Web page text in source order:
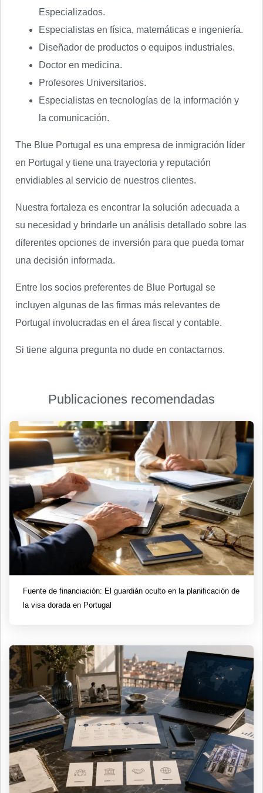
Especializados.
Especialistas en física, matemáticas e ingeniería.
Diseñador de productos o equipos industriales.
Doctor en medicina.
Profesores Universitarios.
Especialistas en tecnologías de la información y
la comunicación.
The Blue Portugal es una empresa de inmigración líder
en Portugal y tiene una trayectoria y reputación
envidiables al servicio de nuestros clientes.
Nuestra fortaleza es encontrar la solución adecuada a
su necesidad y brindarle un análisis detallado sobre las
diferentes opciones de inversión para que pueda tomar
una decisión informada.
Entre los socios preferentes de Blue Portugal se
incluyen algunas de las firmas más relevantes de
Portugal involucradas en el área fiscal y contable.
Si tiene alguna pregunta no dude en contactarnos.
Publicaciones recomendadas
Fuente de financiación: El guardián oculto en la planificación de
la visa dorada en Portugal